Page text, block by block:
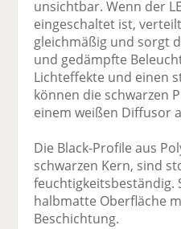
unsichtbar. Wenn der
eingeschaltet ist,
gleichmäßig und sorgt
und gedämpfte
Lichteffekte und einen
können die schwarzen
einem weißen Diffusor
Die Black-Profile aus
schwarzen Kern, sind
feuchtigkeitsbeständig.
halbmatte Oberfläche
Beschichtung.